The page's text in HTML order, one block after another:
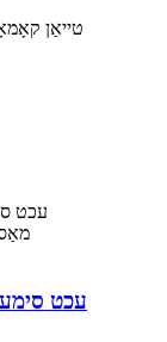
טייאַן